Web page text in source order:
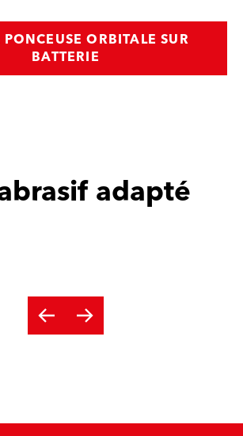
ORBITALE SUR
BATTERIE
adapté